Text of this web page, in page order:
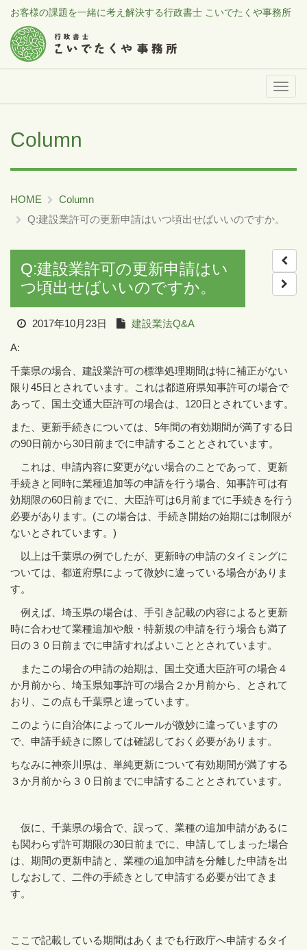
お客様の課題を一緒に考え解決する行政書士 こいでたくや事務所
メ
Column
HOME
Column
Q:建設業許可の更新申請はいつ頃出せばいいのですか。
Q:建設業許可の更新申請はい
つ頃出せばいいのですか。
2017年10月23日 建設業法Q&A
A:
千葉県の場合、建設業許可の標準処理期間は特に補正がない
限り45日とされています。これは都道府県知事許可の場合で
あって、国土交通大臣許可の場合は、 120日とされています。
また、更新手続きについては、 5年間の有効期間が満了する日
の90日前から30日前までに申請することとされています。
これは、申請内容に変更がない場合のことであって、更新
手続きと同時に業種追加等の申請を行う場合、知事許可は有
効期限の60日前までに、大臣許可は6月前までに手続きを行う
必要があります。 (この場合は、手続き開始の始期には制限が
ないとされています。 )
以上は千葉県の例でしたが、更新時の申請のタイミングに
ついては、都道府県によって微妙に違っている場合がありま
す。
例えば、埼玉県の場合は、手引き記載の内容によると更新
時に合わせて業種追加や般・特新規の申請を行う場合も満了
日の３０日前までに申請すればよいこととされています。
またこの場合の申請の始期は、国土交通大臣許可の場合４
か月前から、埼玉県知事許可の場合２か月前から、とされて
おり、この点も千葉県と違っています。
このように自治体によってルールが微妙に違っていますの
で、申請手続きに際しては確認しておく必要があります。
ちなみに神奈川県は、単純更新について有効期間が満了する
３か月前から３０日前までに申請することとされています。
仮に、千葉県の場合で、誤って、業種の追加申請があるに
も関わらず許可期限の30日前までに、申請してしまった場合
は、期間の更新申請と、業種の追加申請を分離した申請を出
しなおして、二件の手続きとして申請する必要が出てきま
す。
ここで記載している期間はあくまでも行政庁へ申請するタイ